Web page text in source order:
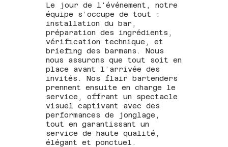
Le jour de l'événement, notre
équipe s’occupe de tout :
installation du bar,
préparation des ingrédients,
vérification technique, et
briefing des barmans. Nous
nous assurons que tout soit en
place avant l’arrivée des
invités. Nos flair bartenders
prennent ensuite en charge le
service, offrant un spectacle
visuel captivant avec des
performances de jonglage,
tout en garantissant un
service de haute qualité,
élégant et ponctuel.